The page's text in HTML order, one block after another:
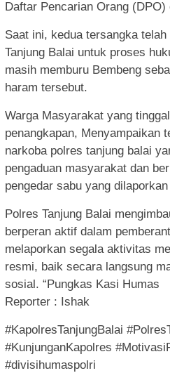
Daftar Pencarian Orang
Saat ini, kedua tersangka
Tanjung Balai untuk proses
masih memburu Bembeng
haram tersebut.
Warga Masyarakat yang
penangkapan, Menyampaikan
narkoba polres tanjung balai
pengaduan masyarakat dan
pengedar sabu yang dilaporkan
Polres Tanjung Balai
berperan aktif dalam
melaporkan segala aktivitas
resmi, baik secara langsung
sosial. “Pungkas Kasi Humas
Reporter : Ishak
#KapolresTanjungBalai
#KunjunganKapolres
#divisihumaspolri